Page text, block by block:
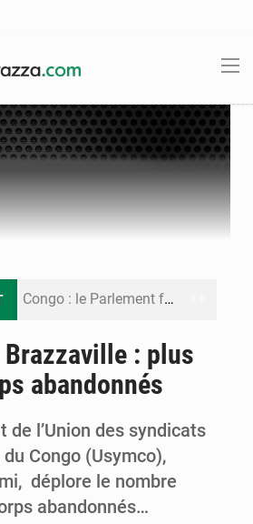
Congo : le Parlement formule 28 recommandations sur le Cadre budgétaire 2027-2029
Congo : la Grande foire agricole pour renforcer la souveraineté alimentaire
Congo-RDC : Brazzaville et Kinshasa renforcent leur coopération en faveur de la jeunesse
Le Congo se dote d’un programme national pour valoriser les produits forestiers non ligneux
: plus
abandonnés
de l’Union des syndicats
Congo (Usymco),
déplore le nombre
abandonnés…